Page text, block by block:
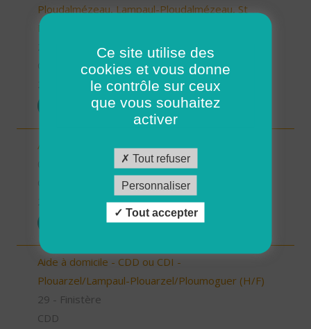
Ploudalmézeau, Lampaul-Ploudalmézeau, St
Pabu (H/F)
29 - Finistère
26/12/2025
POSTULER
Aide à domicile secteur de Pays d'Yvois (H/F)
Aide à domicile - CDD ou CDI -
Plouarzel/Lampaul-Plouarzel/Ploumoguer (H/F)
29 - Finistère
CDD
Ce site utilise des
cookies et vous donne
le contrôle sur ceux
que vous souhaitez
activer
Tout refuser
Personnaliser
Tout accepter